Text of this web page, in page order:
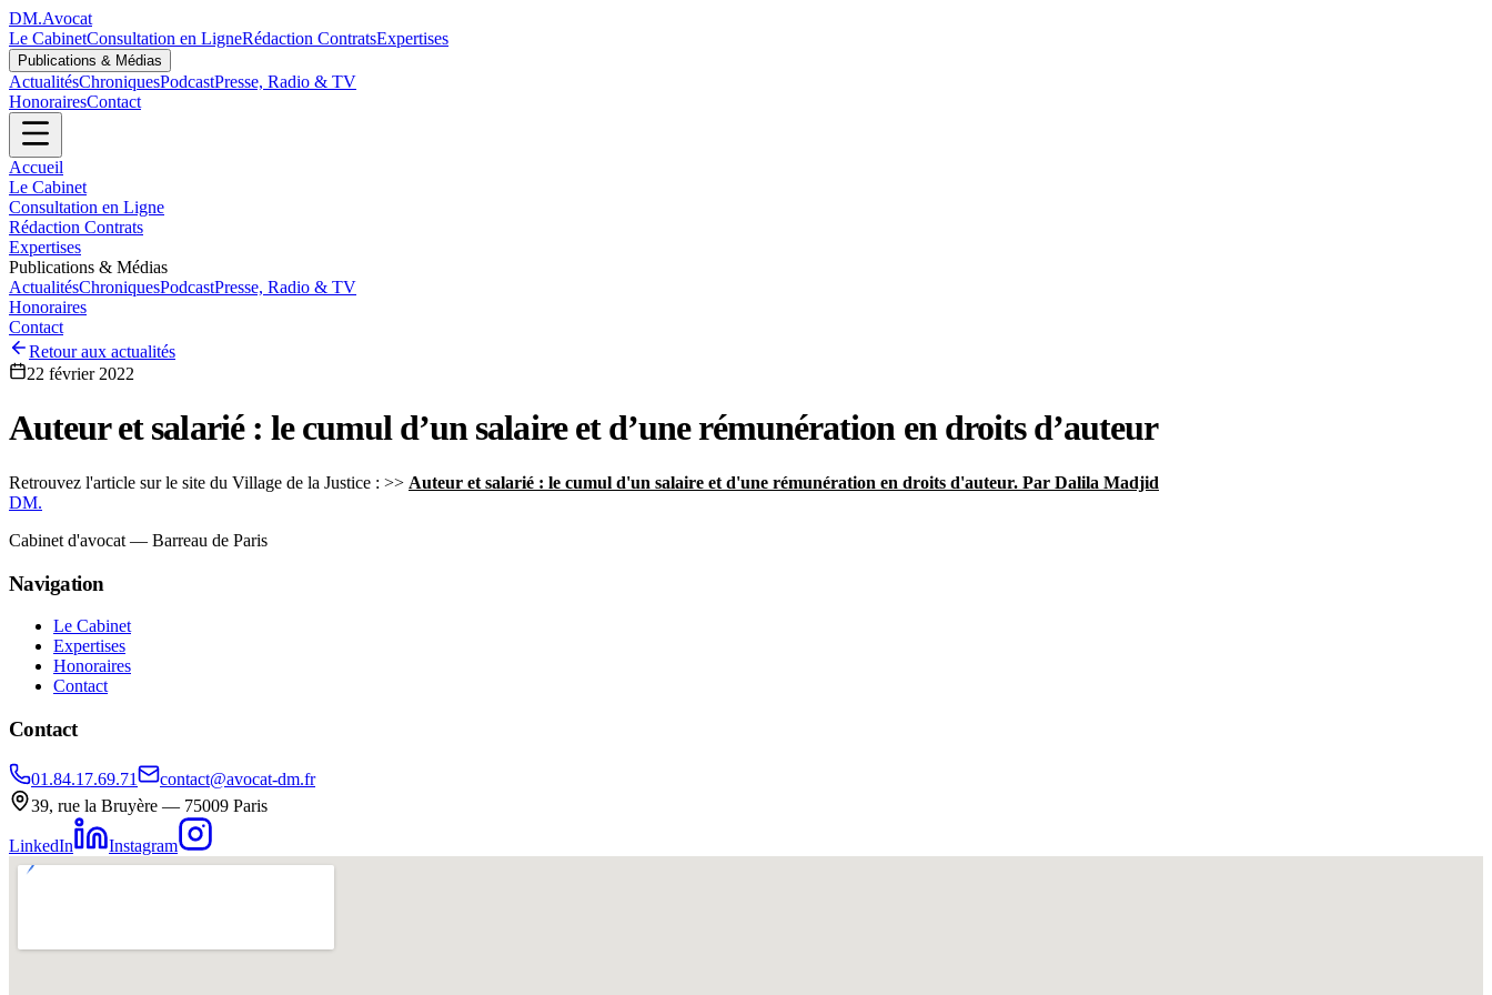
DM.Avocat
Le CabinetConsultation en LigneRédaction ContratsExpertises
Publications & Médias
ActualitésChroniquesPodcastPresse, Radio & TV
HonorairesContact
Accueil
Le Cabinet
Consultation en Ligne
Rédaction Contrats
Expertises
Publications & Médias
ActualitésChroniquesPodcastPresse, Radio & TV
Honoraires
Contact
Retour aux actualités
22 février 2022
Auteur et salarié : le cumul d’un salaire et d’une rémunération en droits d’auteur
Retrouvez l'article sur le site du Village de la Justice : >> Auteur et salarié : le cumul d'un salaire et d'une rémunération en droits d'auteur. Par Dalila Madjid
DM.
Cabinet d'avocat — Barreau de Paris
Navigation
Le Cabinet
Expertises
Honoraires
Contact
Contact
01.84.17.69.71
contact@avocat-dm.fr
39, rue la Bruyère — 75009 Paris
LinkedIn Instagram